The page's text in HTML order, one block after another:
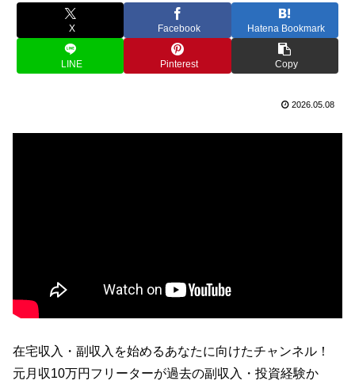
X Facebook Hatena Bookmark
LINE Pinterest Copy
2026.05.08
在宅収入・副収入を始めるあなたに向けたチャンネル！
元月収10万円フリーターが過去の副収入・投資経験か